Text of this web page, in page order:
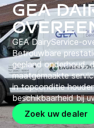
GEA
GEA DairyService-
Betrouwbare
gepland onderhoud,
maatgemaakte
in topconditie
beschikbaarheid bij
Zoek uw dealer